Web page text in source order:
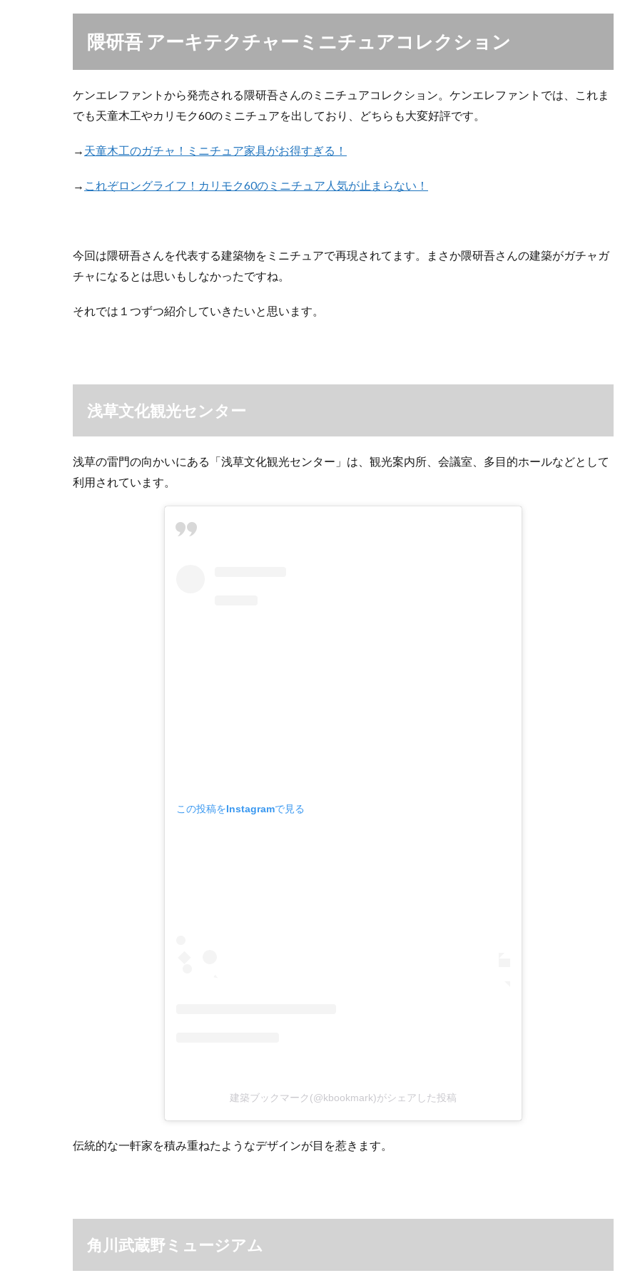
隈研吾 アーキテクチャーミニチュアコレクション
ケンエレファントから発売される隈研吾さんのミニチュアコレクション。ケンエレファントでは、これま
でも天童木工やカリモク60のミニチュアを出しており、どちらも大変好評です。
→ 天童木工のガチャ！ミニチュア家具がお得すぎる！
→ これぞロングライフ！カリモク60のミニチュア人気が止まらない！
今回は隈研吾さんを代表する建築物をミニチュアで再現されてます。まさか隈研吾さんの建築がガチャガ
チャになるとは思いもしなかったですね。
それでは１つずつ紹介していきたいと思います。
浅草文化観光センター
浅草の雷門の向かいにある「浅草文化観光センター」は、観光案内所、会議室、多目的ホールなどとして
利用されています。
この投稿をInstagramで見る
建築ブックマーク(@kbookmark)がシェアした投稿
伝統的な一軒家を積み重ねたようなデザインが目を惹きます。
角川武蔵野ミュージアム